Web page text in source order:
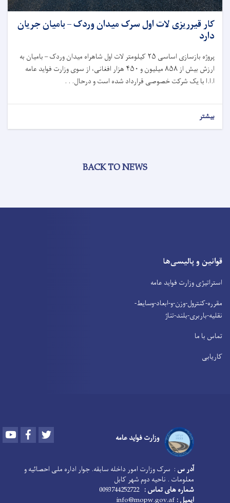
کار قیرریزی لات اول سرک میدان وردک – بامیان جریان
دارد
پروژه بازسازی اساسی ۲۵کیلومتر لات اول شاهراه میدان وردک – بامیان به
ارزش بیش از۸۵۸میلیون و ۴۵۰ هزار افغانی، از سوی وزارت فواید عامه
ا.ا.ا با یک شرکت خصوصی قرارداد شده است و درحال. . .
بیشتر
BACK TO NEWS
قوانین و پالیسی‌ها
استراتیژی وزارت فواید عامه
مقرره-کنترول-وزن-و-ابعاد-وسایط-
نقلیه-باربری-بلند-تناژ
تماس با ما
کاریابی
وزارت فواید عامه Youtube Facebook
آدر س : سرک وزارت امور داخله سابقه. جوار اداره ملی احصائیه و
معلومات . ناحیه دوم شهر کابل
شماره های تماس : 0093744252722
ایمیل :